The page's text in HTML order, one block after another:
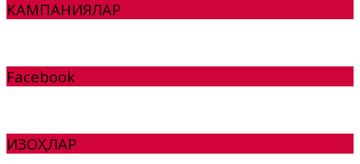
КАМПАНИЯЛАР
Facebook
ИЗОҲЛАР